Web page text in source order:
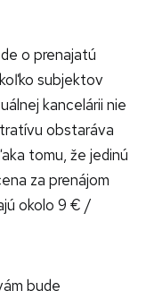
o prenajatú
subjektov
kancelárii nie
obstaráva
tomu, že jedinú
za prenájom
okolo 9 € /
bude